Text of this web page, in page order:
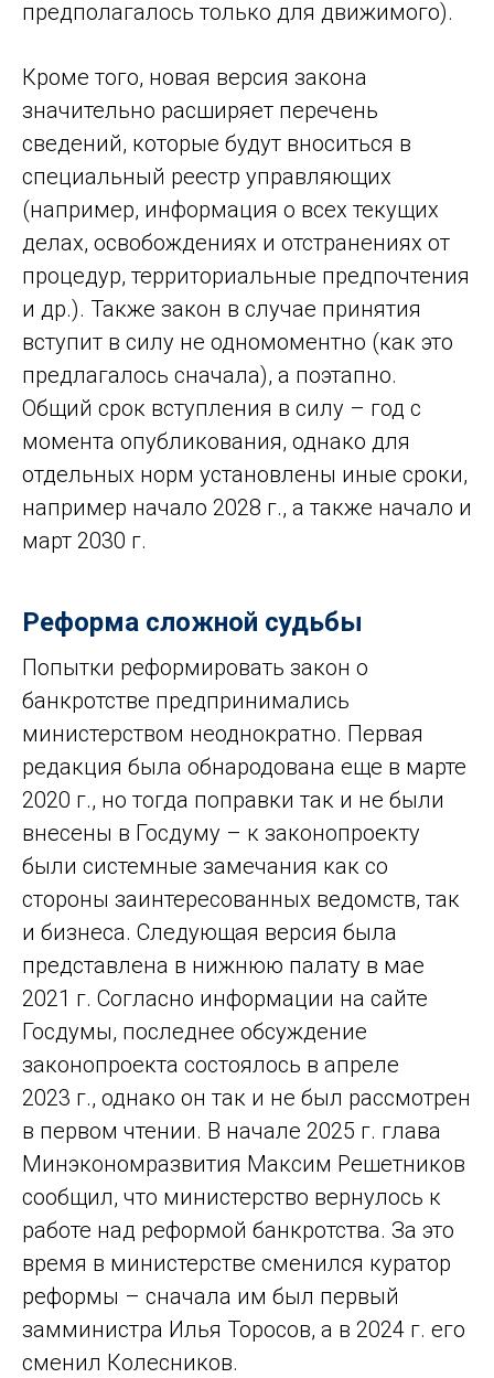
предполагалось только для движимого).
Кроме того, новая версия закона
значительно расширяет перечень
сведений, которые будут вноситься в
специальный реестр управляющих
(например, информация о всех текущих
делах, освобождениях и отстранениях от
процедур, территориальные предпочтения
и др.). Также закон в случае принятия
вступит в силу не одномоментно (как это
предлагалось сначала), а поэтапно.
Общий срок вступления в силу – год с
момента опубликования, однако для
отдельных норм установлены иные сроки,
например начало 2028 г., а также начало и
март 2030 г.
Реформа сложной судьбы
Попытки реформировать закон о
банкротстве предпринимались
министерством неоднократно. Первая
редакция была обнародована еще в марте
2020 г., но тогда поправки так и не были
внесены в Госдуму – к законопроекту
были системные замечания как со
стороны заинтересованных ведомств, так
и бизнеса. Следующая версия была
представлена в нижнюю палату в мае
2021 г. Согласно информации на сайте
Госдумы, последнее обсуждение
законопроекта состоялось в апреле
2023 г., однако он так и не был рассмотрен
в первом чтении. В начале 2025 г. глава
Минэкономразвития Максим Решетников
сообщил, что министерство вернулось к
работе над реформой банкротства. За это
время в министерстве сменился куратор
реформы – сначала им был первый
замминистра Илья Торосов, а в 2024 г. его
сменил Колесников.